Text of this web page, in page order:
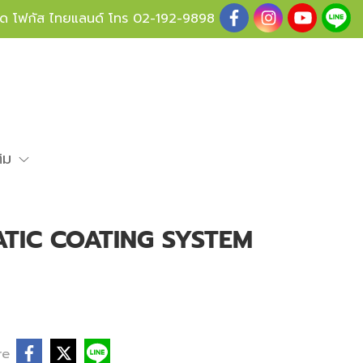
โฟกัส ไทยแลนด์ โทร 02-192-9898
COATING SYSTEM